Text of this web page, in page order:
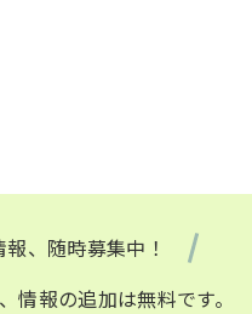
、随時募集中！
情報の追加は無料です。